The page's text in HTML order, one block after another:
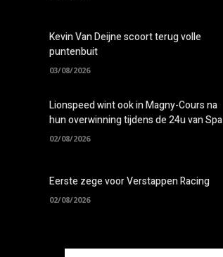
Kevin Van Deijne scoort terug volle
puntenbuit
03/08/2026
Lionspeed wint ook in Magny-Cours na
hun overwinning tijdens de 24u van Spa
02/08/2026
Eerste zege voor Verstappen Racing
02/08/2026